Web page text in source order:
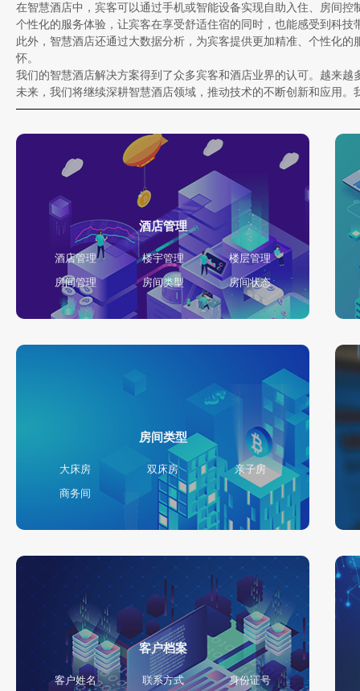
在智慧酒店中，宾客可以通过手机或智能设备实现自助入住、房间
个性化的服务体验，让宾客在享受舒适住宿的同时，也能感受到科技
此外，智慧酒店还通过大数据分析，为宾客提供更加精准、个性化
怀。
我们的智慧酒店解决方案得到了众多宾客和酒店业界的认可。越来
未来，我们将继续深耕智慧酒店领域，推动技术的不断创新和应用
酒店管理
酒店管理 楼宇管理
楼层管理
房间管理
房间类型 房间状态
房间类型
大床房 双床房
亲子房
商务间
客户档案
客户姓名 联系方式
身份证号